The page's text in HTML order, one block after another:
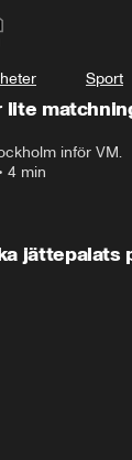
Sport
lite
inför VM.
• 4 min
jättepalats